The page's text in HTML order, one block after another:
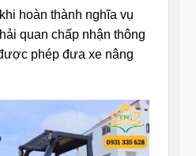
hoàn thành nghĩa vụ
quan chấp nhận thông
phép đưa xe nâng